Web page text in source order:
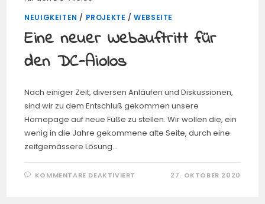
NEUIGKEITEN / PROJEKTE /WEBSEITE
Eine neuer Webauftritt für
den DC-Aiolos
Nach einiger Zeit, diversen Anläufen und Diskussionen,
sind wir zu dem Entschluß gekommen unsere
Homepage auf neue Füße zu stellen. Wir wollen die, ein
wenig in die Jahre gekommene alte Seite, durch eine
zeitgemässere Lösung…
KOMMENTARE DEAKTIVIERT 27. OKTOBER 2020